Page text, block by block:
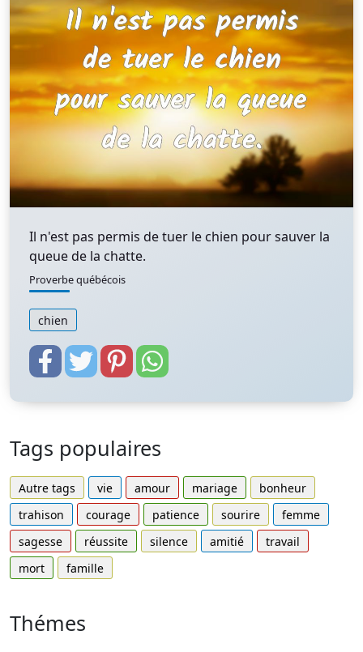
Il n'est pas permis de tuer le chien pour sauver la
queue de la chatte.
Proverbe québécois
chien
Tags populaires
Autre tags vie amour mariage
bonheur
trahison
courage patience sourire
femme
sagesse
réussite silence amitié
travail
mort
famille
Thémes